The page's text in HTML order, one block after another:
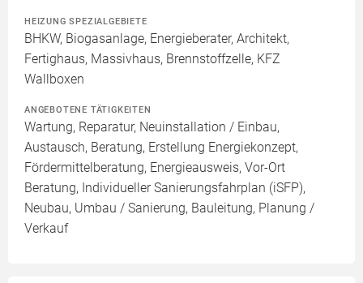
HEIZUNG SPEZIALGEBIETE
BHKW, Biogasanlage, Energieberater, Architekt,
Fertighaus, Massivhaus, Brennstoffzelle, KFZ
Wallboxen
ANGEBOTENE TÄTIGKEITEN
Wartung, Reparatur, Neuinstallation / Einbau,
Austausch, Beratung, Erstellung Energiekonzept,
Fördermittelberatung, Energieausweis, Vor-Ort
Beratung, Individueller Sanierungsfahrplan (iSFP),
Neubau, Umbau / Sanierung, Bauleitung, Planung /
Verkauf